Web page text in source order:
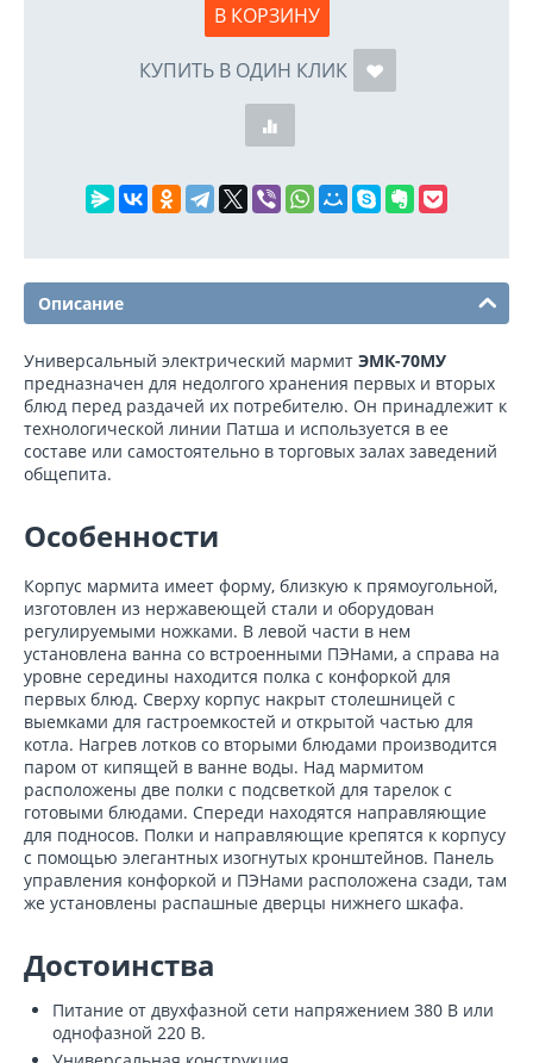
В КОРЗИНУ
КУПИТЬ В ОДИН КЛИК
Описание
Универсальный электрический мармит ЭМК-70МУ
предназначен для недолгого хранения первых и вторых
блюд перед раздачей их потребителю. Он принадлежит к
технологической линии Патша и используется в ее
составе или самостоятельно в торговых залах заведений
общепита.
Особенности
Корпус мармита имеет форму, близкую к прямоугольной,
изготовлен из нержавеющей стали и оборудован
регулируемыми ножками. В левой части в нем
установлена ванна со встроенными ПЭНами, а справа на
уровне середины находится полка с конфоркой для
первых блюд. Сверху корпус накрыт столешницей с
выемками для гастроемкостей и открытой частью для
котла. Нагрев лотков со вторыми блюдами производится
паром от кипящей в ванне воды. Над мармитом
расположены две полки с подсветкой для тарелок с
готовыми блюдами. Спереди находятся направляющие
для подносов. Полки и направляющие крепятся к корпусу
с помощью элегантных изогнутых кронштейнов. Панель
управления конфоркой и ПЭНами расположена сзади, там
же установлены распашные дверцы нижнего шкафа.
Достоинства
Питание от двухфазной сети напряжением 380 В или
однофазной 220 В.